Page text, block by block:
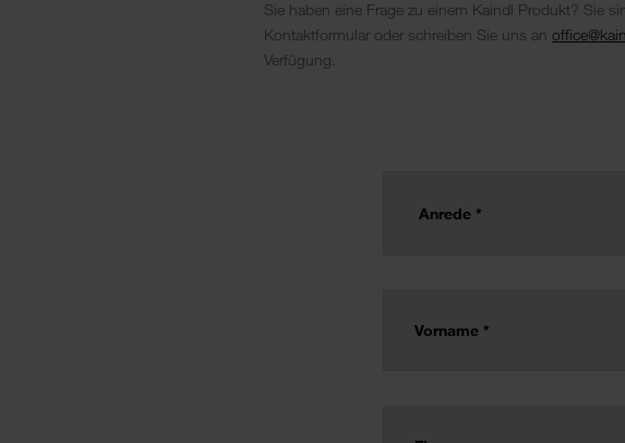
Sie haben eine Frage zu einem Kaindl Produkt? Sie
Kontaktformular oder schreiben Sie uns an
Verfügung.